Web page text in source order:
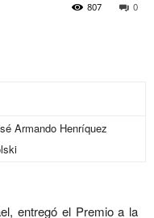
0
807
Armando Henríquez
entregó el Premio a la